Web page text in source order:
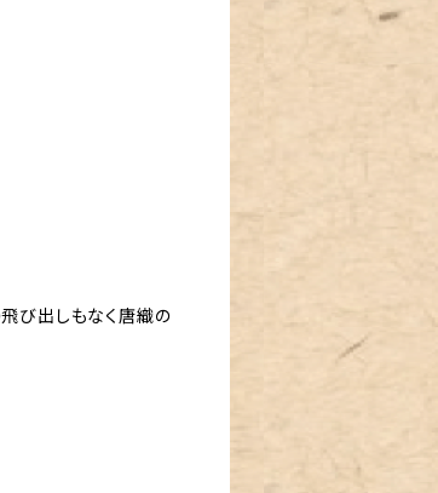
び出しもなく唐織の